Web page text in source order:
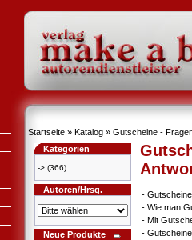
Startseite » Katalog » Gutscheine -
Kategorien
-> (366)
Autoren/Hrsg.
Neue Produkte
-
- Wie man
- Mit
-